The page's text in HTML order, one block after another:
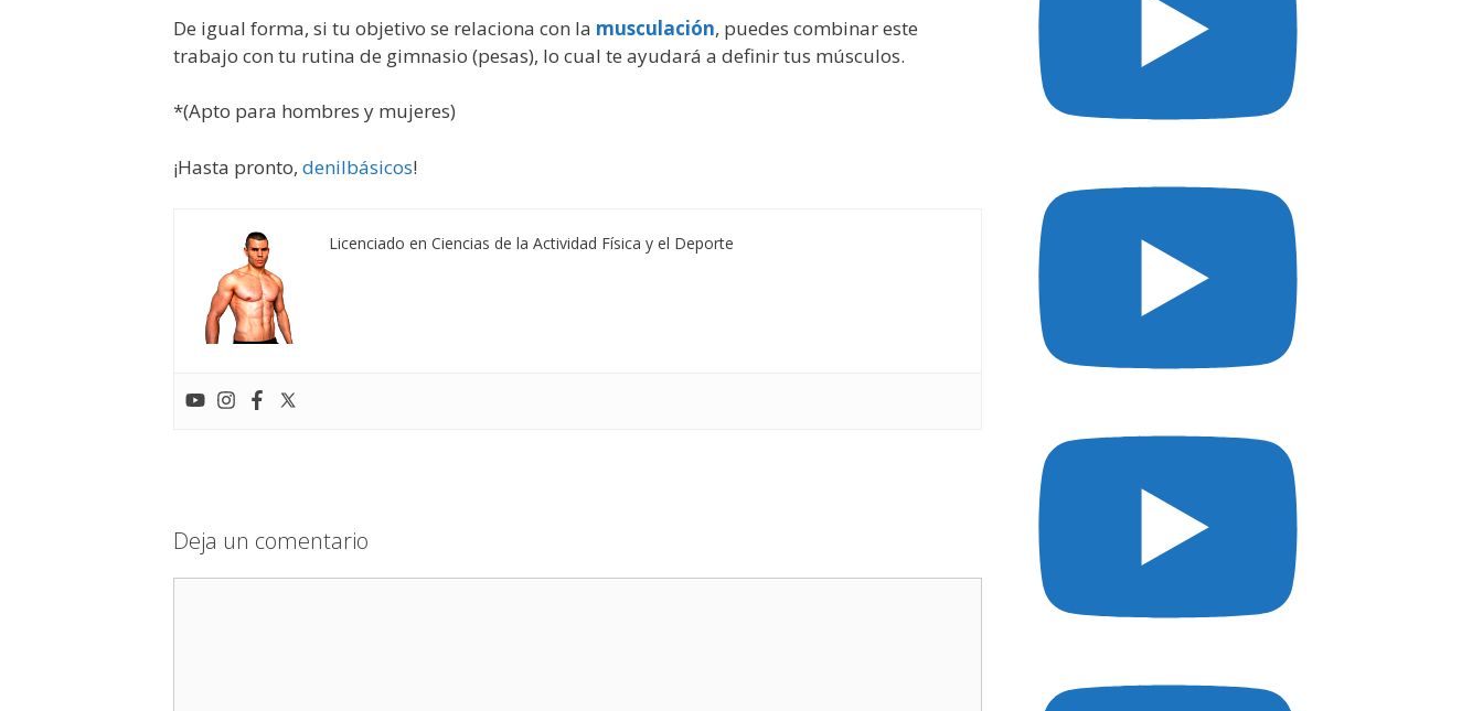
De igual forma, si tu objetivo se relaciona con la musculación, puedes combinar este
trabajo con tu rutina de gimnasio (pesas), lo cual te ayudará a definir tus músculos.
*(Apto para hombres y mujeres)
¡Hasta pronto, denilbásicos!
Licenciado en Ciencias de la Actividad Física y el Deporte
Deja un comentario